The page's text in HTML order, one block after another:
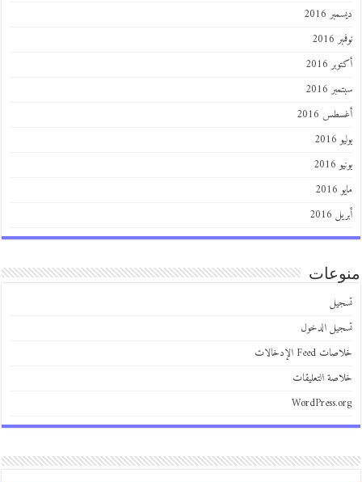
ديسمبر 2016
نوفمبر 2016
أكتوبر 2016
سبتمبر 2016
أغسطس 2016
يوليو 2016
يونيو 2016
مايو 2016
أبريل 2016
منوعات
تسجيل
تسجيل الدخول
خلاصات Feed الإدخالات
خلاصة التعليقات
WordPress.org